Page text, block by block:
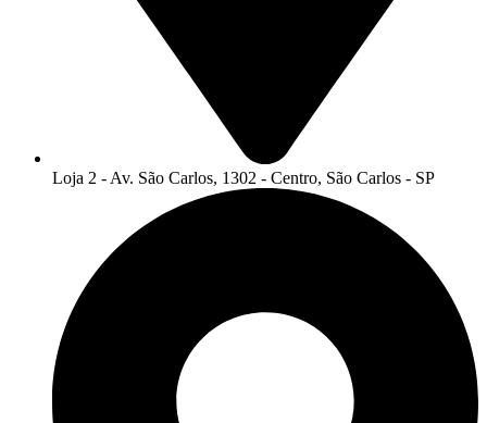
Loja 2 - Av. São Carlos, 1302 - Centro, São Carlos - SP